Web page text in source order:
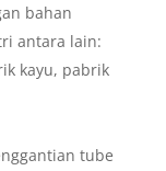
bahan
antara lain:
kayu, pabrik
tube